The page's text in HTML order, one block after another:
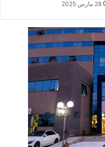
28 مارس 2025